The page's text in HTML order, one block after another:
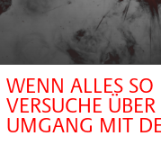
WENN ALLES
VERSUCHE
UMGANG MIT